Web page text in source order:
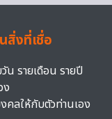
สิ่งที่เชื่อ
น รายเดือน รายปี
ง
คลให้กับตัวท่านเอง